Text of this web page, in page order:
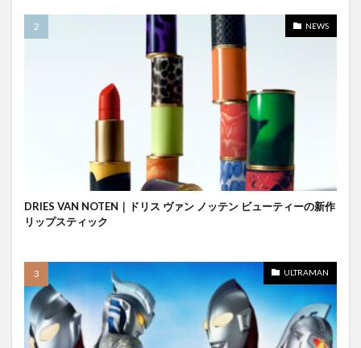
NEWS
DRIES VAN NOTEN｜ドリス ヴァン ノッテン ビューティーの新作
リップスティック
ULTRAMAN